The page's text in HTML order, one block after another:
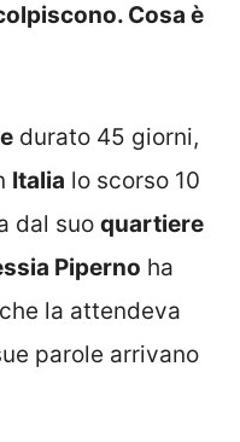
Cosa è
durato 45 giorni,
Italia lo scorso 10
dal suo quartiere
Piperno ha
la attendeva
parole arrivano